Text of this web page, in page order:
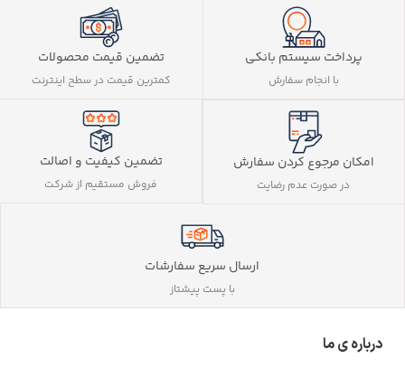
پرداخت سیستم بانکی
با انجام سفارش
تضمین قیمت محصولات
کمترین قیمت در سطح اینترنت
امکان مرجوع کردن سفارش
در صورت عدم رضایت
تضمین کیفیت و اصالت
فروش مستقیم از شرکت
ارسال سریع سفارشات
با پست پیشتاز
درباره ی ما